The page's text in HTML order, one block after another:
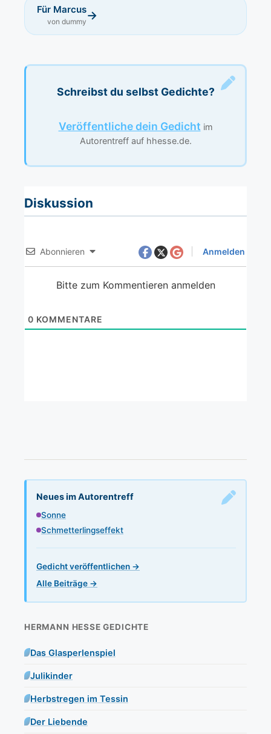
Für Marcus
von dummy →
Schreibst du selbst Gedichte?
Veröffentliche dein Gedicht im
Autorentreff auf hhesse.de.
Diskussion
Abonnieren Anmelden
Bitte zum Kommentieren anmelden
0 KOMMENTARE
Neues im Autorentreff
Sonne
Schmetterlingseffekt
Gedicht veröffentlichen →
Alle Beiträge →
HERMANN HESSE GEDICHTE
Das Glasperlenspiel
Julikinder
Herbstregen im Tessin
Der Liebende